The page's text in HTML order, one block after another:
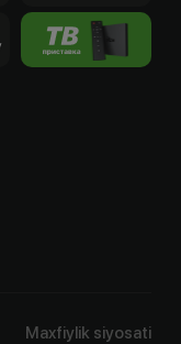
Maxfiylik siyosati